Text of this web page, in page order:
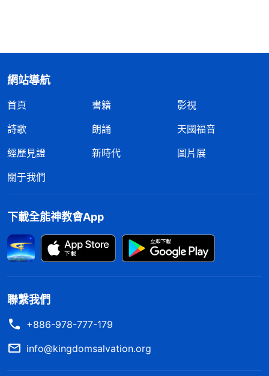
網站導航
首頁 書籍
影視
詩歌
朗誦
天國福音
經歷見證
新時代
圖片展
關于我們
下載全能神教會App
聯繫我們
+886-978-777-179
info@kingdomsalvation.org